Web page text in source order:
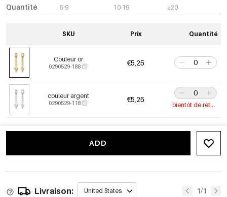
Quantité
5-9 10-19 ≥20
SKU Prix Quantité
Couleur or
0290529-188 €5,25
couleur argent
0290529-118 €5,25
bientôt de retour
ADD
Livraison: United States 1/1